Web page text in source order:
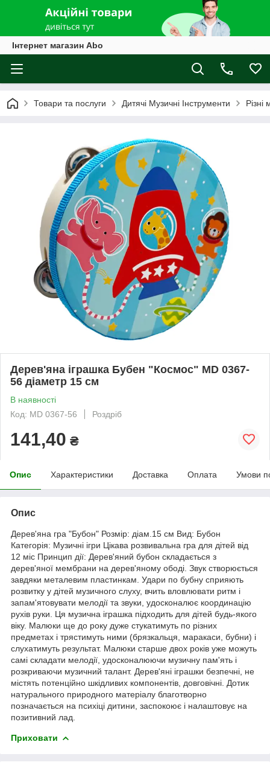
Інтернет магазин Abo
Товари та послуги Дитячі Музичні Інструменти Різні
Дерев'яна іграшка Бубен "Космос" MD 0367-
56 діаметр 15 см
В наявності
Код: MD 0367-56
Роздріб
141,40 ₴
Опис Характеристики Доставка Оплата Умови
Опис
Дерев'яна гра "Бубон" Розмір: діам.15 см Вид: Бубон
Категорія: Музичні ігри Цікава розвивальна гра для дітей від
12 міс Принцип дії: Дерев'яний бубон складається з
дерев'яної мембрани на дерев'яному ободі. Звук створюється
завдяки металевим пластинкам. Удари по бубну сприяють
розвитку у дітей музичного слуху, вчить вловлювати ритм і
запам'ятовувати мелодії та звуки, удосконалює координацію
рухів руки. Ця музична іграшка підходить для дітей будь-якого
віку. Малюки ще до року дуже стукатимуть по різних
предметах і трястимуть ними (брязкальця, маракаси, бубни) і
слухатимуть результат. Малюки старше двох років уже можуть
самі складати мелодії, удосконалюючи музичну пам'ять і
розкриваючи музичний талант. Дерев'яні іграшки безпечні, не
містять потенційно шкідливих компонентів, довговічні. Дотик
натурального природного матеріалу благотворно
позначається на психіці дитини, заспокоює і налаштовує на
позитивний лад.
Приховати